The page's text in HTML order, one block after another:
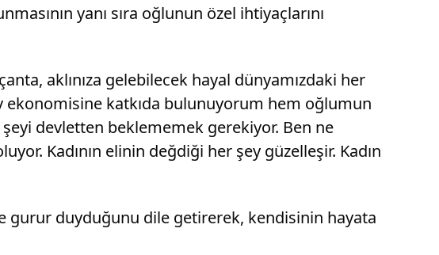
yanı sıra oğlunun özel ihtiyaçlarını
aklınıza gelebilecek hayal dünyamızdaki her
ekonomisine katkıda bulunuyorum hem oğlumun
devletten beklememek gerekiyor. Ben ne
Kadının elinin değdiği her şey güzelleşir. Kadın
gurur duyduğunu dile getirerek, kendisinin hayata